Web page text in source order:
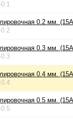
0.2 мм.
0.3 мм.
0.4 мм.
0.5 мм.